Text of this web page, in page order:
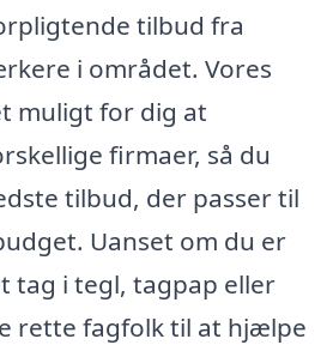
tilbud fra
i området. Vores
muligt for dig at
firmaer, så du
tilbud, der passer til
Uanset om du er
tag i tegl, tagpap eller
rette fagfolk til at hjælpe